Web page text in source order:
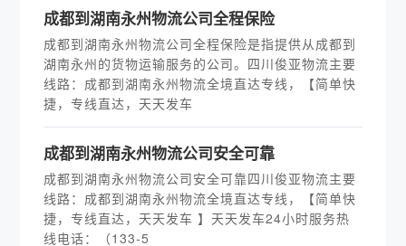
​成都到湖南永州物流公司全程保险
成都到湖南永州物流公司全程保险是指提供从成都到
湖南永州的货物运输服务的公司。四川俊亚物流主要
线路：成都到湖南永州物流全境直达专线，【简单快
捷，专线直达，天天发车
​成都到湖南永州物流公司安全可靠
成都到湖南永州物流公司安全可靠四川俊亚物流主要
线路：成都到湖南永州物流全境直达专线，【简单快
捷，专线直达，天天发车 】天天发车24小时服务热
线电话：（133-5